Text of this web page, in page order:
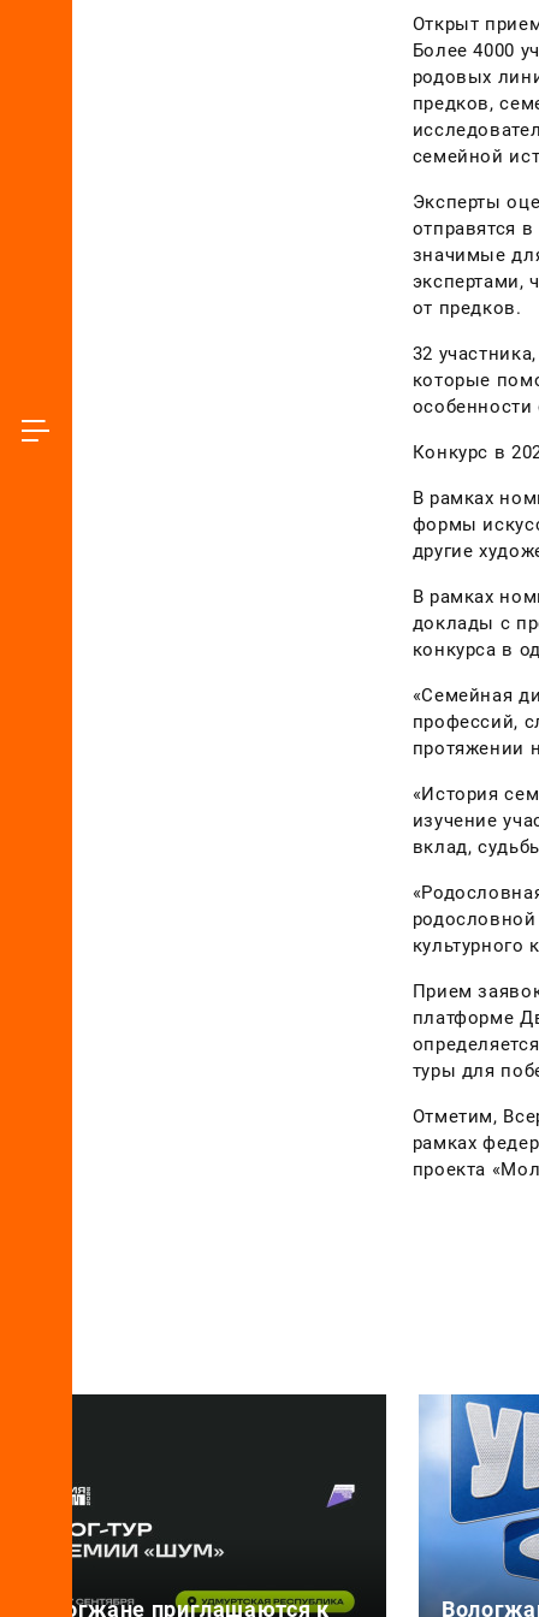
Открыт
Более 4000
родовых
предков,
семейной
Эксперты
отправятся
значимые
экспертами,
от предков.
32
которые
Конкурс в
В рамках
формы
другие
В рамках
доклады с
конкурса в
«Семейная
профессий,
протяжении
«История
изучение
вклад,
культурного
Прием
платформе
туры для
Отметим,
рамках
проекта
Вологжане приглашаются к